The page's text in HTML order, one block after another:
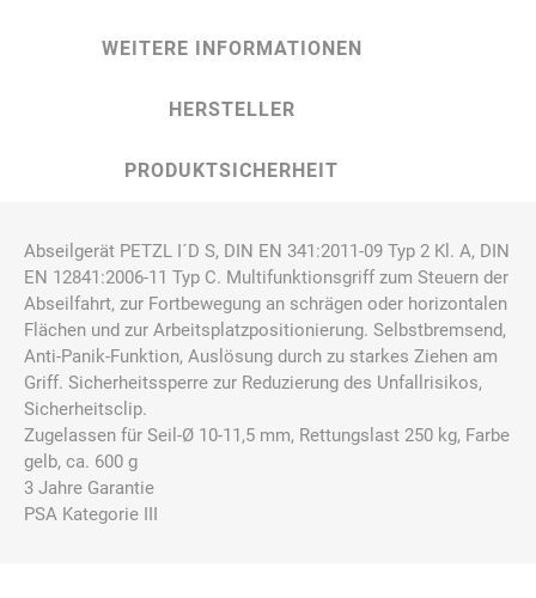
WEITERE INFORMATIONEN
HERSTELLER
PRODUKTSICHERHEIT
Abseilgerät PETZL I´D S, DIN EN 341:2011-09 Typ 2 Kl. A, DIN
EN 12841:2006-11 Typ C. Multifunktionsgriff zum Steuern der
Abseilfahrt, zur Fortbewegung an schrägen oder horizontalen
Flächen und zur Arbeitsplatzpositionierung. Selbstbremsend,
Anti-Panik-Funktion, Auslösung durch zu starkes Ziehen am
Griff. Sicherheitssperre zur Reduzierung des Unfallrisikos,
Sicherheitsclip.
Zugelassen für Seil-Ø 10-11,5 mm, Rettungslast 250 kg, Farbe
gelb, ca. 600 g
3 Jahre Garantie
PSA Kategorie III